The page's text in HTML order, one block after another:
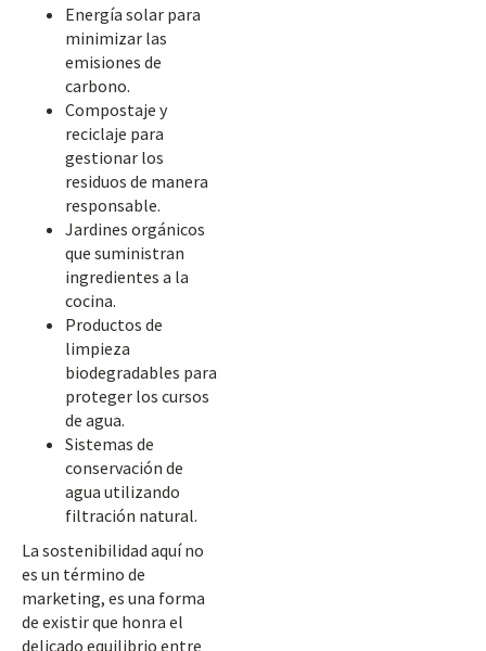
Energía solar para
minimizar las
emisiones de
carbono.
Compostaje y
reciclaje para
gestionar los
residuos de manera
responsable.
Jardines orgánicos
que suministran
ingredientes a la
cocina.
Productos de
limpieza
biodegradables para
proteger los cursos
de agua.
Sistemas de
conservación de
agua utilizando
filtración natural.
La sostenibilidad aquí no
es un término de
marketing, es una forma
de existir que honra el
delicado equilibrio entre